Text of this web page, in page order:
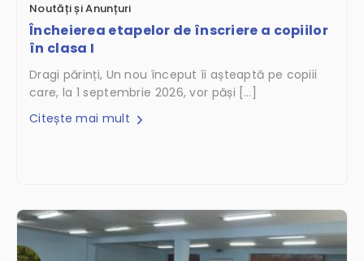
Noutăți și Anunțuri
Încheierea etapelor de înscriere a copiilor
în clasa I
Dragi părinți, Un nou început îi așteaptă pe copiii
care, la 1 septembrie 2026, vor păși […]
Citește mai mult